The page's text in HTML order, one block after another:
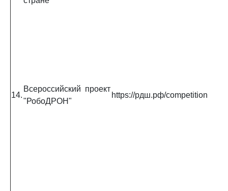
14.
Всероссийский проект
"РобоДРОН"
https://рдш.рф/competition